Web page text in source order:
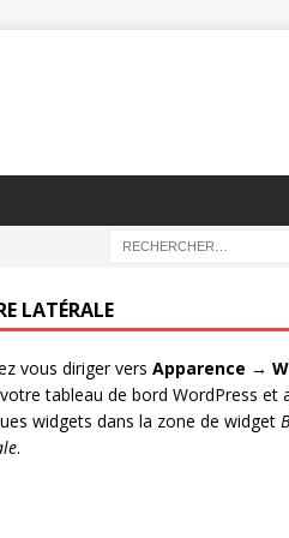
LATÉRALE
vous diriger vers Apparence →
tableau de bord WordPress et
widgets dans la zone de widget
.